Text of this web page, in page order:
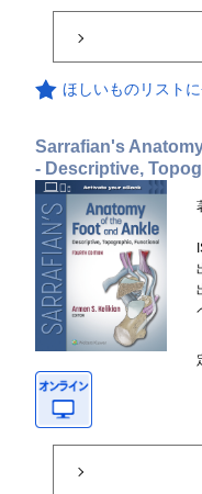
ほしいものリスト
Sarrafian's
- Descriptive,